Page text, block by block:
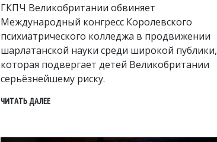
ГКПЧ Великобритании обвиняет
Международный конгресс Королевского
психиатрического колледжа в продвижении
шарлатанской науки среди широкой публики,
которая подвергает детей Великобритании
серьёзнейшему риску.
ЧИТАТЬ ДАЛЕЕ